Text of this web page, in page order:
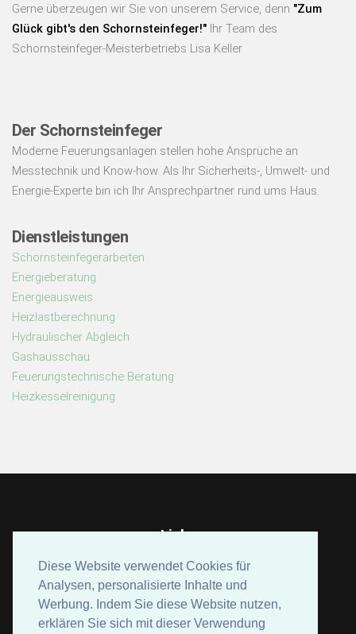
Diese Website verwendet Cookies für
Analysen, personalisierte Inhalte und
Werbung. Indem Sie diese Website nutzen,
erklären Sie sich mit dieser Verwendung
Diese Website verwendet Cookies für
Analysen, personalisierte Inhalte und
Werbung. Indem Sie diese Website nutzen,
erklären Sie sich mit dieser Verwendung
Gerne überzeugen wir Sie von unserem Service, denn "Zum
Glück gibt's den Schornsteinfeger!" Ihr Team des
Schornsteinfeger-Meisterbetriebs Lisa Keller
Der Schornsteinfeger
Moderne Feuerungsanlagen stellen hohe Ansprüche an
Messtechnik und Know-how. Als Ihr Sicherheits-, Umwelt- und
Energie-Experte bin ich Ihr Ansprechpartner rund ums Haus.
Dienstleistungen
Schornsteinfegerarbeiten
Energieberatung
Energieausweis
Heizlastberechnung
Hydraulischer Abgleich
Gashausschau
Feuerungstechnische Beratung
Heizkesselreinigung
Links
Bundesverband der Schornsteinfeger
Dena (Deutsche Energie Agentur)